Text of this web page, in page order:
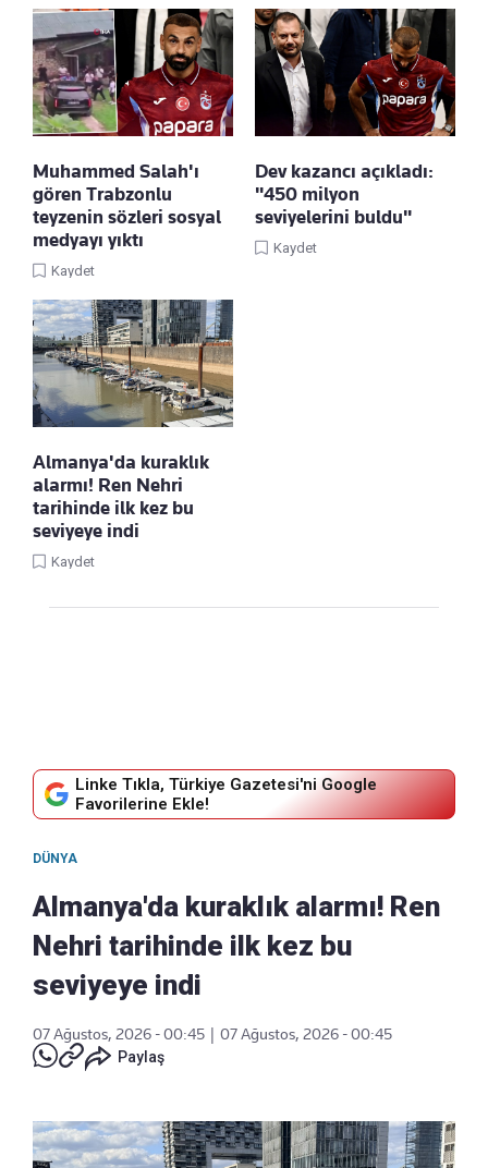
Muhammed Salah'ı
gören Trabzonlu
teyzenin sözleri sosyal
medyayı yıktı
Kaydet
Dev kazancı açıkladı:
"450 milyon
seviyelerini buldu"
Kaydet
Almanya'da kuraklık
alarmı! Ren Nehri
tarihinde ilk kez bu
seviyeye indi
Kaydet
Linke Tıkla, Türkiye Gazetesi'ni Google
Favorilerine Ekle!
DÜNYA
Almanya'da kuraklık alarmı! Ren
Nehri tarihinde ilk kez bu
seviyeye indi
07 Ağustos, 2026 - 00:45
07 Ağustos, 2026 - 00:45
Paylaş